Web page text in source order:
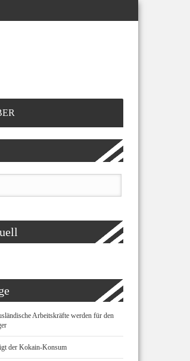
Arbeitskräfte werden für den
der Kokain-Konsum